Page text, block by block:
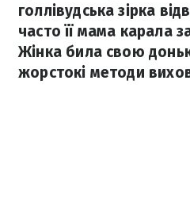
голлівудська зірка
часто її мама карала
Жінка била свою
жорстокі методи